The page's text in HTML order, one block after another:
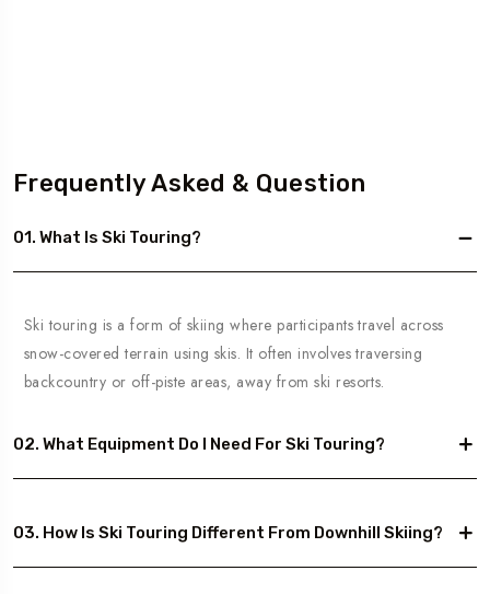
Frequently Asked & Question
01. What Is Ski Touring?
Ski touring is a form of skiing where participants travel across
snow-covered terrain using skis. It often involves traversing
backcountry or off-piste areas, away from ski resorts.
02. What Equipment Do I Need For Ski Touring?
03. How Is Ski Touring Different From Downhill Skiing?